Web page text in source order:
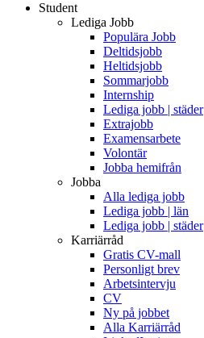
Student
Lediga Jobb
Populära Jobb
Deltidsjobb
Heltidsjobb
Sommarjobb
Internship
Lediga jobb | städer
Extrajobb
Examensarbete
Volontär
Jobba hemifrån
Jobba
Alla lediga jobb
Lediga jobb | län
Lediga jobb | städer
Karriärråd
Gratis CV-mall
Personligt brev
Arbetsintervju
CV
Ny på jobbet
Alla Karriärråd